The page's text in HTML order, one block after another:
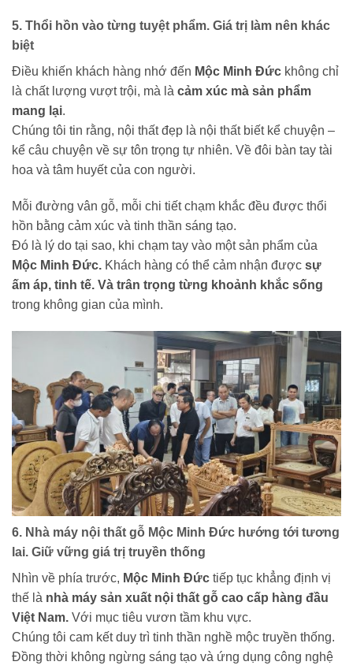
5. Thổi hồn vào từng tuyệt phẩm. Giá trị làm nên khác
biệt
Điều khiến khách hàng nhớ đến Mộc Minh Đức không chỉ
là chất lượng vượt trội, mà là cảm xúc mà sản phẩm
mang lại.
Chúng tôi tin rằng, nội thất đẹp là nội thất biết kể chuyện –
kể câu chuyện về sự tôn trọng tự nhiên. Về đôi bàn tay tài
hoa và tâm huyết của con người.
Mỗi đường vân gỗ, mỗi chi tiết chạm khắc đều được thổi
hồn bằng cảm xúc và tinh thần sáng tạo.
Đó là lý do tại sao, khi chạm tay vào một sản phẩm của
Mộc Minh Đức. Khách hàng có thể cảm nhận được sự
ấm áp, tinh tế. Và trân trọng từng khoảnh khắc sống
trong không gian của mình.
6. Nhà máy nội thất gỗ Mộc Minh Đức hướng tới tương
lai. Giữ vững giá trị truyền thống
Nhìn về phía trước, Mộc Minh Đức tiếp tục khẳng định vị
thế là nhà máy sản xuất nội thất gỗ cao cấp hàng đầu
Việt Nam. Với mục tiêu vươn tầm khu vực.
Chúng tôi cam kết duy trì tinh thần nghề mộc truyền thống.
Đồng thời không ngừng sáng tạo và ứng dụng công nghệ